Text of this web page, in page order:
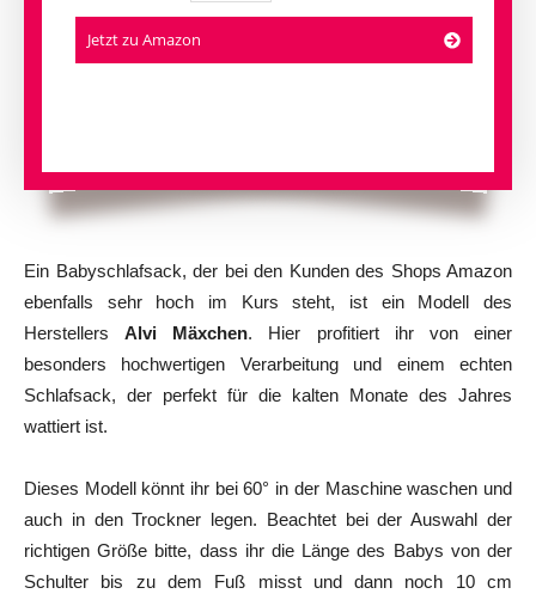
Jetzt zu Amazon
Ein Babyschlafsack, der bei den Kunden des Shops Amazon
ebenfalls sehr hoch im Kurs steht, ist ein Modell des
HerstellersAlvi Mäxchen. Hier profitiert ihr von einer
besonders hochwertigen Verarbeitung und einem echten
Schlafsack, der perfekt für die kalten Monate des Jahres
wattiert ist.
Dieses Modell könnt ihr bei 60° in der Maschine waschen und
auch in den Trockner legen. Beachtet bei der Auswahl der
richtigen Größe bitte, dass ihr die Länge des Babys von der
Schulter bis zu dem Fuß misst und dann noch 10 cm